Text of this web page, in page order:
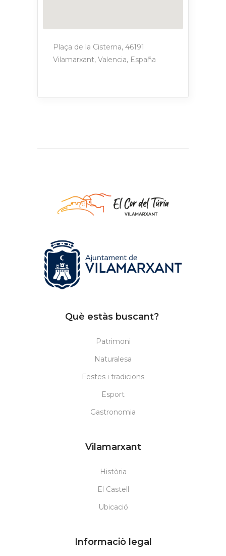
Plaça de la Cisterna, 46191
Vilamarxant, Valencia, España
Què estàs buscant?
Patrimoni
Naturalesa
Festes i tradicions
Esport
Gastronomia
Vilamarxant
Història
El Castell
Ubicació
Informaciò legal